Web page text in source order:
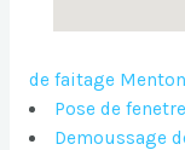
de faitage Menton
Pose de
Demoussage